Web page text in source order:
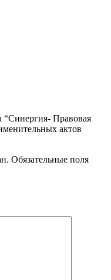
“Синергия- Правовая
актов
Обязательные поля